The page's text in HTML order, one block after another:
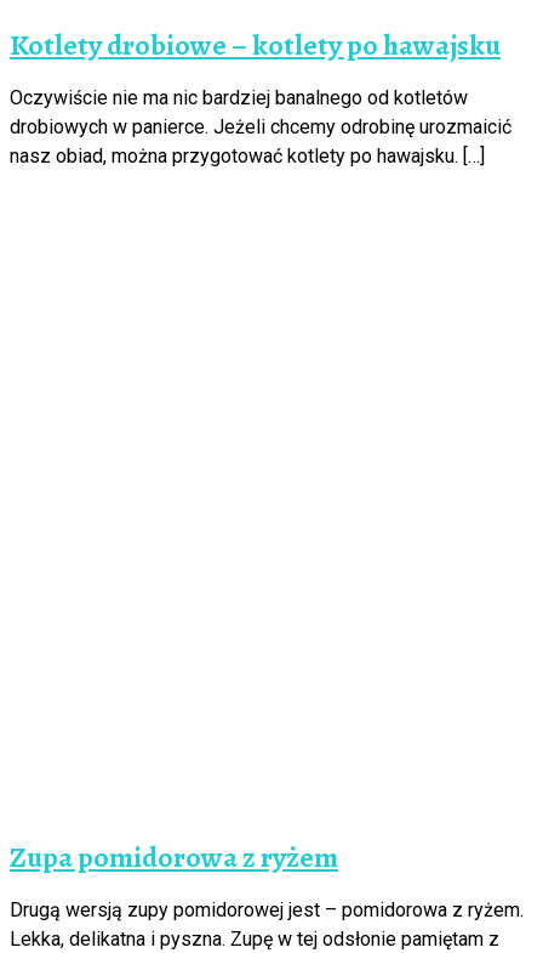
Kotlety drobiowe – kotlety po hawajsku
Oczywiście nie ma nic bardziej banalnego od kotletów
drobiowych w panierce. Jeżeli chcemy odrobinę urozmaicić
nasz obiad, można przygotować kotlety po hawajsku. […]
Zupa pomidorowa z ryżem
Drugą wersją zupy pomidorowej jest – pomidorowa z ryżem.
Lekka, delikatna i pyszna. Zupę w tej odsłonie pamiętam z